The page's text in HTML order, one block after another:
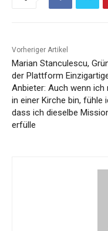
Vorheriger Artikel
Marian Stanculescu,
der Plattform
Anbieter: Auch wenn ich
in einer Kirche bin, fühle
dass ich dieselbe
erfülle